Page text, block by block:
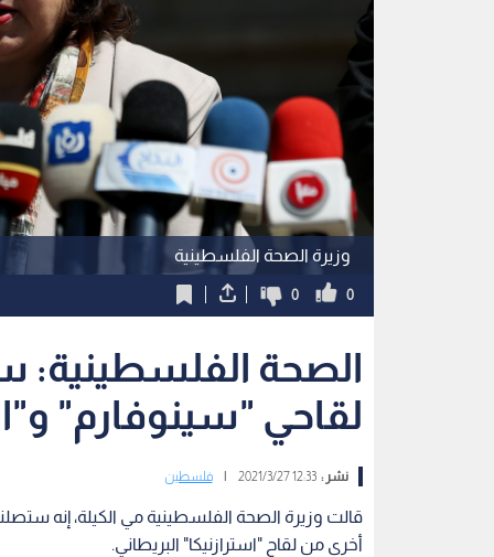
وزيرة الصحة الفلسطينية
0
0
لقاحي "سينوفارم"
نشر :12:33 2021/3/27 فلسطين
أخرى من لقاح "استرازنيكا" البريطاني.